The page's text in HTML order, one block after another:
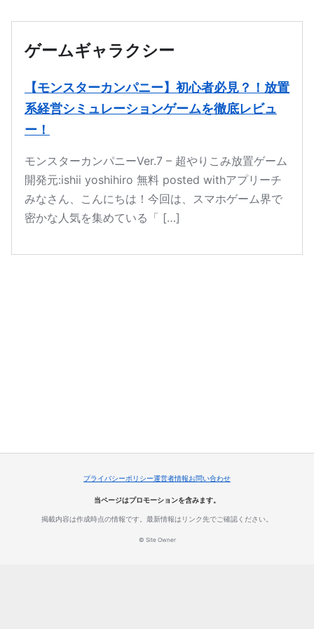
ゲームギャラクシー
【モンスターカンパニー】初心者必見？！放置
系経営シミュレーションゲームを徹底レビュ
ー！
モンスターカンパニーVer.7 – 超やりこみ放置ゲーム
開発元:ishii yoshihiro 無料 posted withアプリーチ
みなさん、こんにちは！今回は、スマホゲーム界で
密かな人気を集めている「 […]
プライバシーポリシー運営者情報お問い合わせ
当ページはプロモーションを含みます。
掲載内容は作成時点の情報です。最新情報はリンク先でご確認ください。
© Site Owner